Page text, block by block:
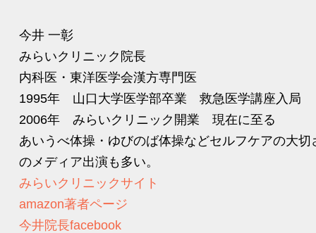
今井 一彰
みらいクリニック院長
内科医・東洋医学会漢方専門医
1995年 山口大学医学部卒業 救急医学講座入局
2006年 みらいクリニック開業 現在に至る
あいうべ体操・ゆびのば体操などセルフケアの大
のメディア出演も多い。
みらいクリニックサイト
amazon著者ページ
今井院長facebook